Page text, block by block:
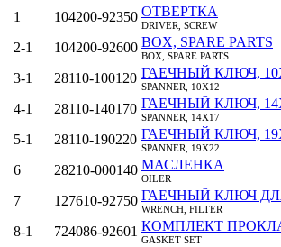
1
104200-92350 ОТВЕРТКА
DRIVER, SCREW
2‑1 104200-92600 BOX, SPARE PARTS
BOX, SPARE PARTS
3‑1 28110-100120 ГАЕЧНЫЙ КЛЮЧ,
SPANNER, 10X12
4‑1 28110-140170 ГАЕЧНЫЙ КЛЮЧ,
SPANNER, 14X17
5‑1 28110-190220 ГАЕЧНЫЙ КЛЮЧ,
SPANNER, 19X22
6 28210-000140 МАСЛЕНКА
OILER
7 127610-92750 ГАЕЧНЫЙ КЛЮЧ
WRENCH, FILTER
8‑1 724086-92601 КОМПЛЕКТ
GASKET SET